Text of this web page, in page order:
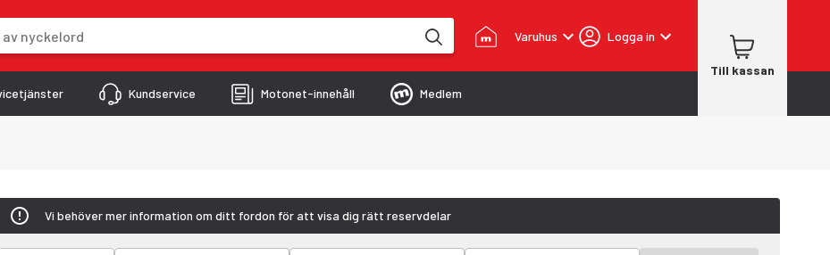
Varuhus Logga in
Till kassan
Kundservice Motonet-innehåll Medlem
Vi behöver mer information om ditt fordon för att visa dig rätt reservdelar